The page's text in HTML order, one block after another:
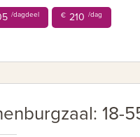
/dagdeel € 210 /dag
18-